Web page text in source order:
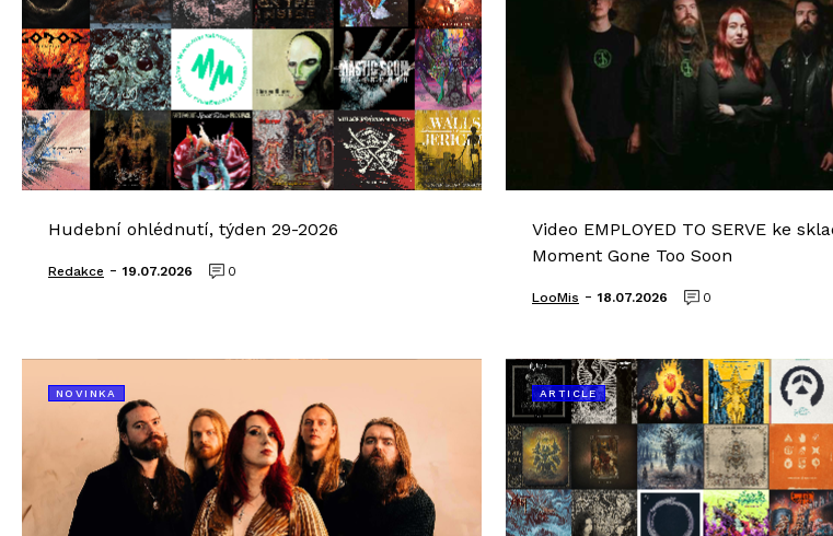
Hudební ohlédnutí, týden 29-2026
Redakce - 19.07.2026 0
Video EMPLOYED TO SERVE ke
Moment Gone Too Soon
LooMis - 18.07.2026 0
NOVINKA ARTICLE